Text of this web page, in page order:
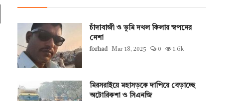
চাঁদাবাজী ও ভূমি দখল কিলার স্বপনের
নেশা
forhad Mar 18, 2025 0 1.6k
মিরসরাইয়ে মহাসড়কে দাপিয়ে বেড়াচ্ছে
অটোরিকশা ও সিএনজি